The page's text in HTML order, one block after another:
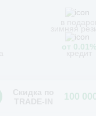
от 0.01%
100